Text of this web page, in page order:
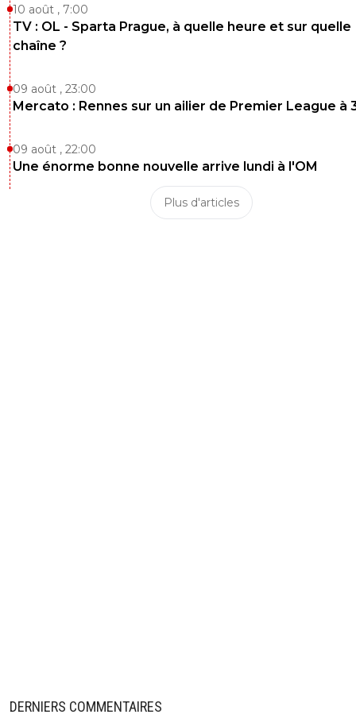
10 août , 7:00
TV : OL - Sparta Prague, à quelle heure et sur quelle
chaîne ?
09 août , 23:00
Mercato : Rennes sur un ailier de Premier League à
09 août , 22:00
Une énorme bonne nouvelle arrive lundi à l'OM
Plus d'articles
DERNIERS COMMENTAIRES